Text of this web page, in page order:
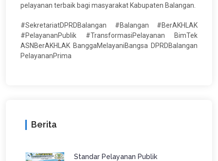
pelayanan terbaik bagi masyarakat Kabupaten Balangan.
#SekretariatDPRDBalangan #Balangan #BerAKHLAK
#PelayananPublik #TransformasiPelayanan BimTek
ASNBerAKHLAK BanggaMelayaniBangsa DPRDBalangan
PelayananPrima
Berita
Standar Pelayanan Publik